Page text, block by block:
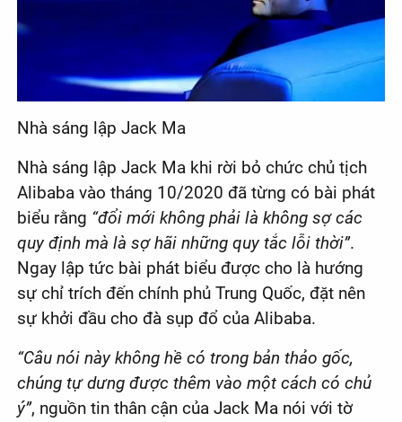
Nhà sáng lập Jack Ma
Nhà sáng lập Jack Ma khi rời bỏ chức chủ tịch
Alibaba vào tháng 10/2020 đã từng có bài phát
biểu rằng “đổi mới không phải là không sợ các
quy định mà là sợ hãi những quy tắc lỗi thời”.
Ngay lập tức bài phát biểu được cho là hướng
sự chỉ trích đến chính phủ Trung Quốc, đặt nên
sự khởi đầu cho đà sụp đổ của Alibaba.
“Câu nói này không hề có trong bản thảo gốc,
chúng tự dưng được thêm vào một cách có chủ
ý”, nguồn tin thân cận của Jack Ma nói với tờ